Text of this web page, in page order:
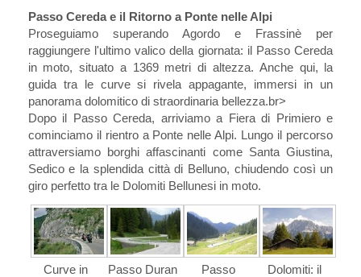
Passo Cereda e il Ritorno a Ponte nelle Alpi
Proseguiamo superando Agordo e Frassinè per
raggiungere l'ultimo valico della giornata: il Passo Cereda
in moto, situato a 1369 metri di altezza. Anche qui, la
guida tra le curve si rivela appagante, immersi in un
panorama dolomitico di straordinaria bellezza.br>
Dopo il Passo Cereda, arriviamo a Fiera di Primiero e
cominciamo il rientro a Ponte nelle Alpi. Lungo il percorso
attraversiamo borghi affascinanti come Santa Giustina,
Sedico e la splendida città di Belluno, chiudendo così un
giro perfetto tra le Dolomiti Bellunesi in moto.
Curve in
Passo Duran
Passo
Dolomiti: il